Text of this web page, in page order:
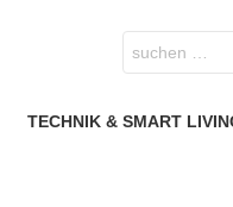
for:
TECHNIK & SMART